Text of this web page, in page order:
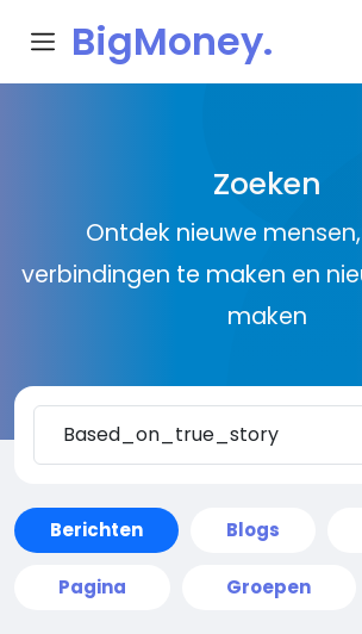
BigMoney.
Zoeken
Ontdek nieuwe
verbindingen te maken en
maken
Berichten Blogs
Pagina Groepen